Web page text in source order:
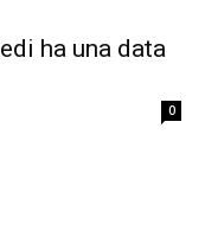
ha una data
0